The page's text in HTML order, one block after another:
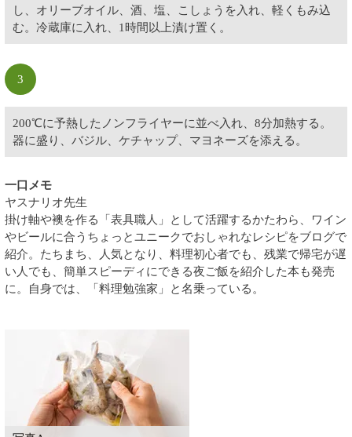
し、オリーブオイル、酒、塩、こしょうを入れ、軽くもみ込
む。冷蔵庫に入れ、1時間以上漬け置く。
3
200℃に予熱したノンフライヤーに並べ入れ、8分加熱する。
器に盛り、バジル、ケチャップ、マヨネーズを添える。
一口メモ
ヤスナリオ先生
掛け軸や襖を作る「表具職人」として活躍するかたわら、ワイン
やビールに合うちょっとユニークでおしゃれなレシピをブログで
紹介。たちまち、人気となり、料理初心者でも、残業で帰宅が遅
い人でも、簡単スピーディにできる夜ご飯を紹介した本も発売
に。自身では、「料理勉強家」と名乗っている。